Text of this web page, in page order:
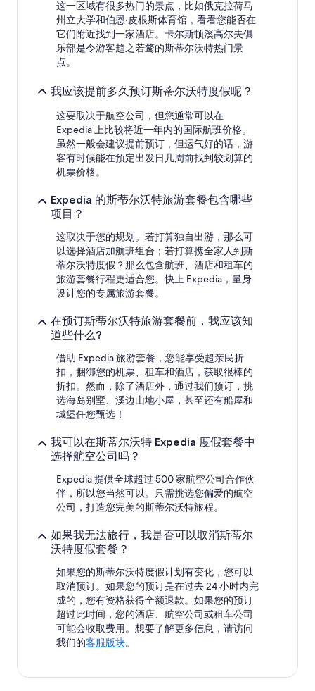
这一区域有很多热门的景点，比如俄克拉荷马
州立大学和伯恩·皮根斯体育馆，看看您能否在
它们附近找到一家酒店。卡尔斯顿溪高尔夫俱
乐部是令游客趋之若鹜的斯蒂尔沃特热门景
点。
我应该提前多久预订斯蒂尔沃特度假呢？
这要取决于航空公司，但您通常可以在
Expedia 上比较将近一年内的国际航班价格。
虽然一般会建议提前预订，但运气好的话，游
客有时候能在预定出发日几周前找到较划算的
机票价格。
Expedia 的斯蒂尔沃特旅游套餐包含哪些
项目？
这取决于您的规划。若打算独自出游，那么可
以选择酒店加航班组合；若打算携全家人到斯
蒂尔沃特度假？那么包含航班、酒店和租车的
旅游套餐行程更适合您。快上 Expedia，量身
设计您的专属旅游套餐。
在预订斯蒂尔沃特旅游套餐前，我应该知
道些什么?
借助 Expedia 旅游套餐，您能享受超亲民折
扣，捆绑您的机票、租车和酒店，获取很棒的
折扣。然而，除了酒店外，通过我们预订，挑
选海岛别墅、溪边山地小屋，甚至还有船屋和
城堡任您甄选！
我可以在斯蒂尔沃特 Expedia 度假套餐中
选择航空公司吗？
Expedia 提供全球超过 500 家航空公司合作伙
伴，所以您当然可以。只需挑选您偏爱的航空
公司，打造您完美的斯蒂尔沃特旅程。
如果我无法旅行，我是否可以取消斯蒂尔
沃特度假套餐？
如果您的斯蒂尔沃特度假计划有变化，您可以
取消预订。如果您的预订是在过去 24 小时内完
成的，您有资格获得全额退款。如果您的预订
超过此时间，您的酒店、航空公司或租车公司
可能会收取费用。想要了解更多信息，请访问
我们的客服版块。